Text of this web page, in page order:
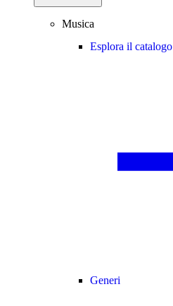
Musica
Esplora il catalogo
Generi